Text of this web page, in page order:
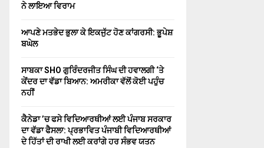
ਨੇ ਲਾਇਆ ਵਿਰਾਮ
ਆਪਣੇ ਮਤਭੇਦ ਭੁਲਾ ਕੇ ਇਕਜੁੱਟ ਹੋਣ ਕਾਂਗਰਸੀ: ਭੂਪੇਸ਼
ਬਘੇਲ
ਸਾਬਕਾ SHO ਗੁਰਿੰਦਰਜੀਤ ਸਿੰਘ ਦੀ ਹਵਾਲਗੀ ‘ਤੇ
ਕੇਂਦਰ ਦਾ ਵੱਡਾ ਬਿਆਨ: ਅਮਰੀਕਾ ਵੱਲੋਂ ਕੋਈ ਪਹੁੰਚ
ਨਹੀਂ
ਕੈਨੇਡਾ ’ਚ ਫਸੇ ਵਿਦਿਆਰਥੀਆਂ ਲਈ ਪੰਜਾਬ ਸਰਕਾਰ
ਦਾ ਵੱਡਾ ਫੈਸਲਾ: ਪ੍ਰਭਾਵਿਤ ਪੰਜਾਬੀ ਵਿਦਿਆਰਥੀਆਂ
ਦੇ ਹਿੱਤਾਂ ਦੀ ਰਾਖੀ ਲਈ ਕਰਾਂਗੇ ਹਰ ਸੰਭਵ ਯਤਨ